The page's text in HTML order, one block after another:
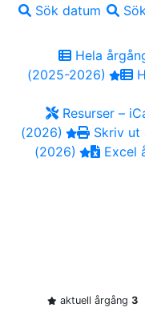
Sök datum
Hela
(2025-2026)
Resurser –
(2026)
Skriv ut
(2026)
Excel
aktuell årgång 3